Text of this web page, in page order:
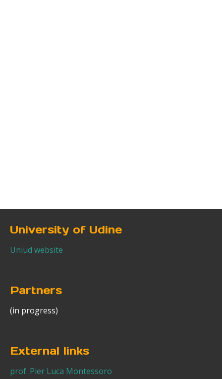
University of Udine
Uniud website
Partners
(in progress)
External links
prof. Pier Luca Montessoro